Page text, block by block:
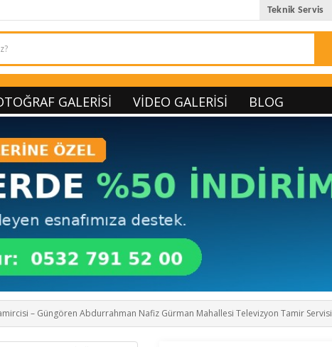
Teknik Servis
GALERISI VIDEO GALERISI BLOG
– Güngören Abdurrahman Nafiz Gürman Mahallesi Televizyon Tamir Servisi